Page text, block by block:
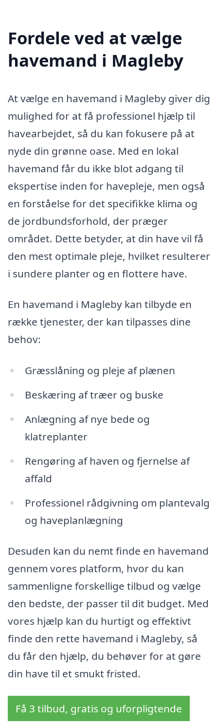
Fordele ved at vælge
havemand i Magleby
At vælge en havemand i Magleby giver dig
mulighed for at få professionel hjælp til
havearbejdet, så du kan fokusere på at
nyde din grønne oase. Med en lokal
havemand får du ikke blot adgang til
ekspertise inden for havepleje, men også
en forståelse for det specifikke klima og
de jordbundsforhold, der præger
området. Dette betyder, at din have vil få
den mest optimale pleje, hvilket resulterer
i sundere planter og en flottere have.
En havemand i Magleby kan tilbyde en
række tjenester, der kan tilpasses dine
behov:
Græsslåning og pleje af plænen
Beskæring af træer og buske
Anlægning af nye bede og
klatreplanter
Rengøring af haven og fjernelse af
affald
Professionel rådgivning om plantevalg
og haveplanlægning
Desuden kan du nemt finde en havemand
gennem vores platform, hvor du kan
sammenligne forskellige tilbud og vælge
den bedste, der passer til dit budget. Med
vores hjælp kan du hurtigt og effektivt
finde den rette havemand i Magleby, så
du får den hjælp, du behøver for at gøre
din have til et smukt fristed.
Få 3 tilbud, gratis og uforpligtende